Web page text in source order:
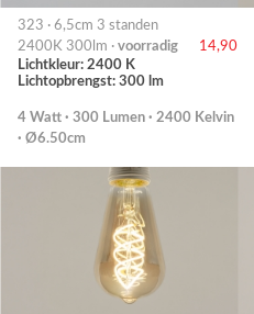
323 · 6,5cm 3 standen
2400K 300lm · voorradig
14,90
Lichtkleur: 2400 K
Lichtopbrengst: 300 lm
4 Watt · 300 Lumen · 2400 Kelvin
· Ø6.50cm